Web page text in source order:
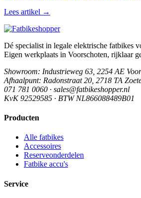
Lees artikel →
Dé specialist in legale elektrische fatbikes
Eigen werkplaats in Voorschoten, rijklaar
Showroom: Industrieweg 63, 2254 AE
Afhaalpunt: Radonstraat 20, 2718 TA
071 781 0060 · sales@fatbikeshopper.nl
KvK 92529585 · BTW NL866088489B01
Producten
Alle fatbikes
Accessoires
Reserveonderdelen
Fatbike accu's
Service